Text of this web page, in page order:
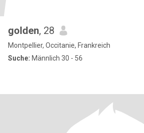
golden, 28
Montpellier, Occitanie, Frankreich
Suche: Männlich 30 - 56